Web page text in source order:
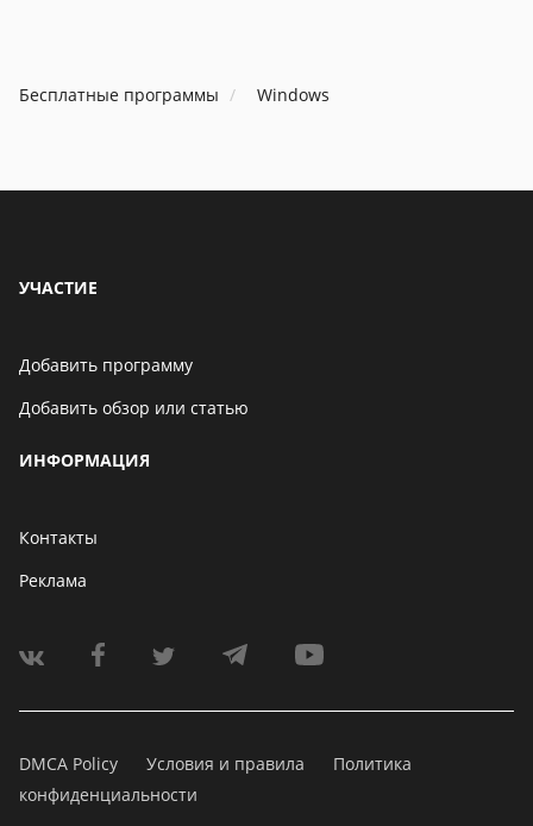
développeur, vous ne trouverez
pas de version gratuite, car elle
Бесплатные программы Windows
УЧАСТИЕ
Добавить программу
Добавить обзор или статью
ИНФОРМАЦИЯ
Контакты
Реклама
DMCA Policy Условия и правила
Политика
конфиденциальности